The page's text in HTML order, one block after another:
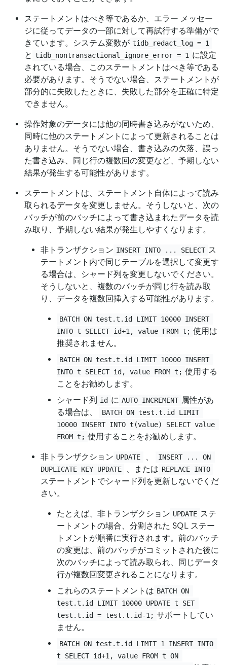
ステートメントはべき等であるか、エラー メッセー
ジに従ってデータの一部に対して再試行する準備がで
きています。システム変数が tidb_redact_log = 1
と tidb_nontransactional_ignore_error = 1 に設定
されている場合、このステートメントはべき等である
必要があります。そうでない場合、ステートメントが
部分的に失敗したときに、失敗した部分を正確に特定
できません。
操作対象のデータには他の同時書き込みがないため、
同時に他のステートメントによって更新されることは
ありません。そうでない場合、書き込みの欠落、誤っ
た書き込み、同じ行の複数回の変更など、予期しない
結果が発生する可能性があります。
ステートメントは、ステートメント自体によって読み
取られるデータを変更しません。そうしないと、次の
バッチが前のバッチによって書き込まれたデータを読
み取り、予期しない結果が発生しやすくなります。
非トランザクション INSERT INTO ... SELECT ス
テートメント内で同じテーブルを選択して変更す
る場合は、シャード列を変更しないでください。
そうしないと、複数のバッチが同じ行を読み取
り、データを複数回挿入する可能性があります。
BATCH ON test.t.id LIMIT 10000 INSERT
INTO t SELECT id+1, value FROM t; 使用は
推奨されません。
BATCH ON test.t.id LIMIT 10000 INSERT
INTO t SELECT id, value FROM t; 使用する
ことをお勧めします。
シャード列 id に AUTO_INCREMENT 属性があ
る場合は、
BATCH ON test.t.id LIMIT
10000 INSERT INTO t(value) SELECT value
FROM t; 使用することをお勧めします。
非トランザクション UPDATE 、
INSERT ... ON
DUPLICATE KEY UPDATE
、または REPLACE INTO
ステートメントでシャード列を更新しないでくだ
さい。
たとえば、非トランザクション UPDATE ステ
ートメントの場合、分割された SQL ステー
トメントが順番に実行されます。前のバッチ
の変更は、前のバッチがコミットされた後に
次のバッチによって読み取られ、同じデータ
行が複数回変更されることになります。
これらのステートメントは BATCH ON
test.t.id LIMIT 10000 UPDATE t SET
test.t.id = test.t.id-1; サポートしてい
ません。
BATCH ON test.t.id LIMIT 1 INSERT INTO
t SELECT id+1, value FROM t ON